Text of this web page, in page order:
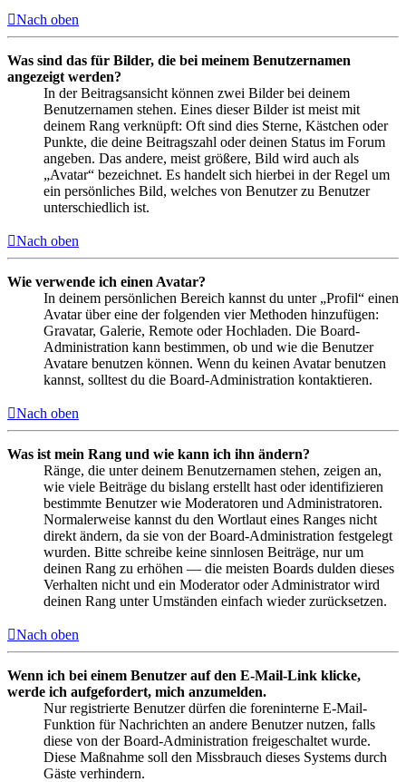
Nach oben
Was sind das für Bilder, die bei meinem Benutzernamen
angezeigt werden?
In der Beitragsansicht können zwei Bilder bei deinem
Benutzernamen stehen. Eines dieser Bilder ist meist mit
deinem Rang verknüpft: Oft sind dies Sterne, Kästchen oder
Punkte, die deine Beitragszahl oder deinen Status im Forum
angeben. Das andere, meist größere, Bild wird auch als
„Avatar“ bezeichnet. Es handelt sich hierbei in der Regel um
ein persönliches Bild, welches von Benutzer zu Benutzer
unterschiedlich ist.
Nach oben
Wie verwende ich einen Avatar?
In deinem persönlichen Bereich kannst du unter „Profil“ einen
Avatar über eine der folgenden vier Methoden hinzufügen:
Gravatar, Galerie, Remote oder Hochladen. Die Board-
Administration kann bestimmen, ob und wie die Benutzer
Avatare benutzen können. Wenn du keinen Avatar benutzen
kannst, solltest du die Board-Administration kontaktieren.
Nach oben
Was ist mein Rang und wie kann ich ihn ändern?
Ränge, die unter deinem Benutzernamen stehen, zeigen an,
wie viele Beiträge du bislang erstellt hast oder identifizieren
bestimmte Benutzer wie Moderatoren und Administratoren.
Normalerweise kannst du den Wortlaut eines Ranges nicht
direkt ändern, da sie von der Board-Administration festgelegt
wurden. Bitte schreibe keine sinnlosen Beiträge, nur um
deinen Rang zu erhöhen — die meisten Boards dulden dieses
Verhalten nicht und ein Moderator oder Administrator wird
deinen Rang unter Umständen einfach wieder zurücksetzen.
Nach oben
Wenn ich bei einem Benutzer auf den E-Mail-Link klicke,
werde ich aufgefordert, mich anzumelden.
Nur registrierte Benutzer dürfen die foreninterne E-Mail-
Funktion für Nachrichten an andere Benutzer nutzen, falls
diese von der Board-Administration freigeschaltet wurde.
Diese Maßnahme soll den Missbrauch dieses Systems durch
Gäste verhindern.